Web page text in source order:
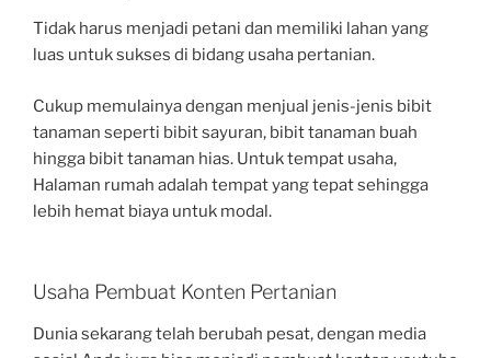
Tidak harus menjadi petani dan memiliki lahan yang
luas untuk sukses di bidang usaha pertanian.
Cukup memulainya dengan menjual jenis-jenis bibit
tanaman seperti bibit sayuran, bibit tanaman buah
hingga bibit tanaman hias. Untuk tempat usaha,
Halaman rumah adalah tempat yang tepat sehingga
lebih hemat biaya untuk modal.
Usaha Pembuat Konten Pertanian
Dunia sekarang telah berubah pesat, dengan media